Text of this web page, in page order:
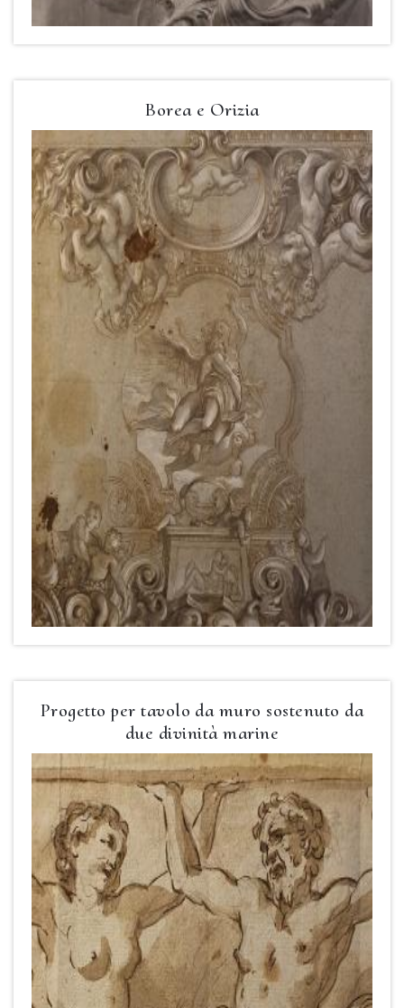
Borea e Orizia
Progetto per tavolo da muro sostenuto da
due divinità marine